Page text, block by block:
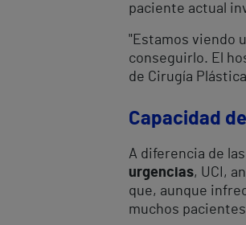
paciente actual
"Estamos viendo
conseguirlo. El
de Cirugía
Capacidad
A diferencia de
urgencias, UCI,
que, aunque
muchos